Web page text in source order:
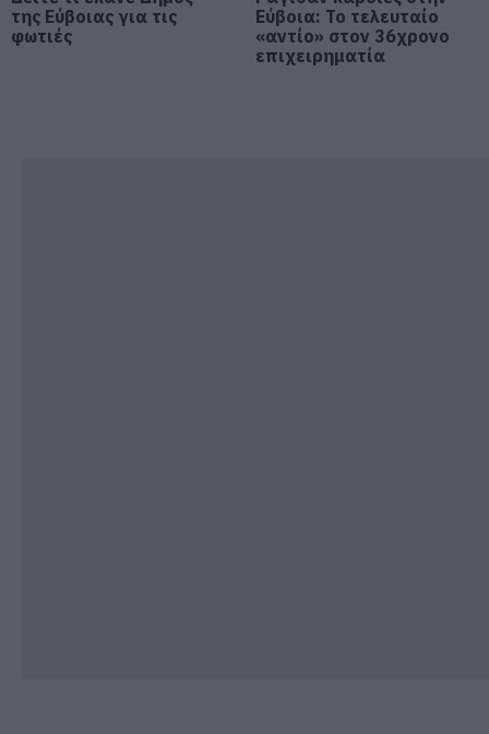
07.08.2026 | 18:00
της Εύβοιας για τις
φωτιές
Εύβοια: Το τελευταίο
«αντίο» στον 36χρονο
επιχειρηματία